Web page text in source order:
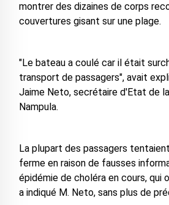
montrer des dizaines de corps
couvertures gisant sur une plage.
"Le bateau a coulé car il était
transport de passagers", avait
Jaime Neto, secrétaire d'Etat de
Nampula.
La plupart des passagers
ferme en raison de fausses
épidémie de choléra en cours, qui
a indiqué M. Neto, sans plus de